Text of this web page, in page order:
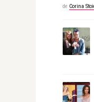
de Corina